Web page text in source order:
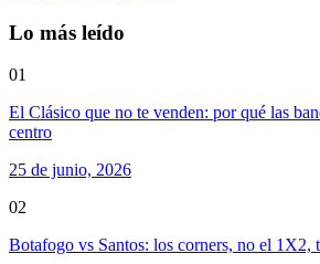
Lo más leído
01
El Clásico que no te venden: por qué las
centro
25 de junio, 2026
02
Botafogo vs Santos: los corners, no el 1X2,